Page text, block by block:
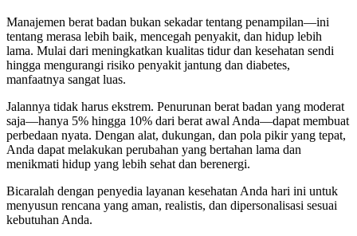
Manajemen berat badan bukan sekadar tentang penampilan—ini
tentang merasa lebih baik, mencegah penyakit, dan hidup lebih
lama. Mulai dari meningkatkan kualitas tidur dan kesehatan sendi
hingga mengurangi risiko penyakit jantung dan diabetes,
manfaatnya sangat luas.
Jalannya tidak harus ekstrem. Penurunan berat badan yang moderat
saja—hanya 5% hingga 10% dari berat awal Anda—dapat membuat
perbedaan nyata. Dengan alat, dukungan, dan pola pikir yang tepat,
Anda dapat melakukan perubahan yang bertahan lama dan
menikmati hidup yang lebih sehat dan berenergi.
Bicaralah dengan penyedia layanan kesehatan Anda hari ini untuk
menyusun rencana yang aman, realistis, dan dipersonalisasi sesuai
kebutuhan Anda.